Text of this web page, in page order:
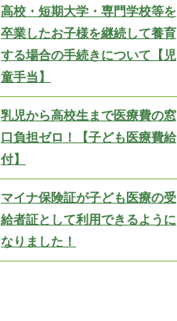
高校・短期大学・専門学校等を
卒業したお子様を継続して養育
する場合の手続きについて【児
童手当】
乳児から高校生まで医療費の窓
口負担ゼロ！【子ども医療費給
付】
マイナ保険証が子ども医療の受
給者証として利用できるように
なりました！